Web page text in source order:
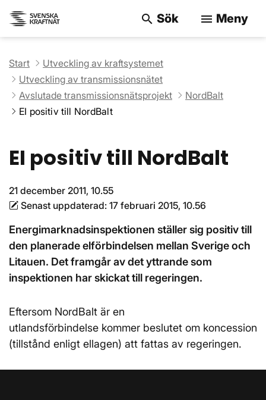
search Sök menu Meny
Start
Utveckling av kraftsystemet
Utveckling av transmissionsnätet
Avslutade transmissionsnätsprojekt
NordBalt
EI positiv till NordBalt
EI positiv till NordBalt
21 december 2011, 10.55
Senast uppdaterad: 17 februari 2015, 10.56
Energimarknadsinspektionen ställer sig positiv till
den planerade elförbindelsen mellan Sverige och
Litauen. Det framgår av det yttrande som
inspektionen har skickat till regeringen.
Eftersom NordBalt är en
utlandsförbindelse kommer beslutet om koncession
(tillstånd enligt ellagen) att fattas av regeringen.